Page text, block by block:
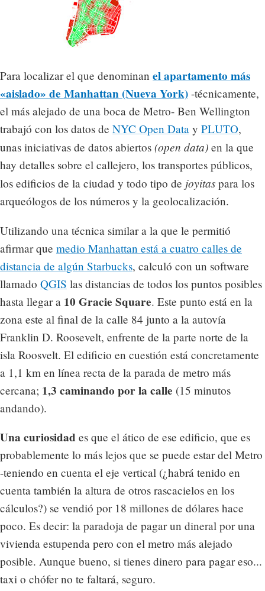
Para localizar el que denominan el apartamento más
«aislado» de Manhattan (Nueva York) -técnicamente,
el más alejado de una boca de Metro- Ben Wellington
trabajó con los datos de NYC Open Data y PLUTO,
unas iniciativas de datos abiertos (open data) en la que
hay detalles sobre el callejero, los transportes públicos,
los edificios de la ciudad y todo tipo de joyitas para los
arqueólogos de los números y la geolocalización.
Utilizando una técnica similar a la que le permitió
afirmar que medio Manhattan está a cuatro calles de
distancia de algún Starbucks, calculó con un software
llamado QGIS las distancias de todos los puntos posibles
hasta llegar a 10 Gracie Square. Este punto está en la
zona este al final de la calle 84 junto a la autovía
Franklin D. Roosevelt, enfrente de la parte norte de la
isla Roosvelt. El edificio en cuestión está concretamente
a 1,1 km en línea recta de la parada de metro más
cercana; 1,3 caminando por la calle (15 minutos
andando).
Una curiosidad es que el ático de ese edificio, que es
probablemente lo más lejos que se puede estar del Metro
-teniendo en cuenta el eje vertical (¿habrá tenido en
cuenta también la altura de otros rascacielos en los
cálculos?) se vendió por 18 millones de dólares hace
poco. Es decir: la paradoja de pagar un dineral por una
vivienda estupenda pero con el metro más alejado
posible. Aunque bueno, si tienes dinero para pagar eso...
taxi o chófer no te faltará, seguro.